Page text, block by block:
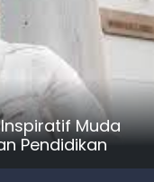
Muda
Pendidikan